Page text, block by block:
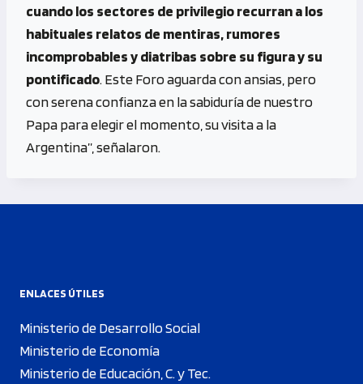
cuando los sectores de privilegio recurran a los
habituales relatos de mentiras, rumores
incomprobables y diatribas sobre su figura y su
pontificado. Este Foro aguarda con ansias, pero
con serena confianza en la sabiduría de nuestro
Papa para elegir el momento, su visita a la
Argentina”, señalaron.
ENLACES ÚTILES
Ministerio de Desarrollo Social
Ministerio de Economía
Ministerio de Educación, C. y Tec.